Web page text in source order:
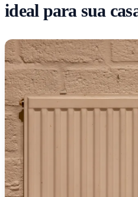
ideal para sua